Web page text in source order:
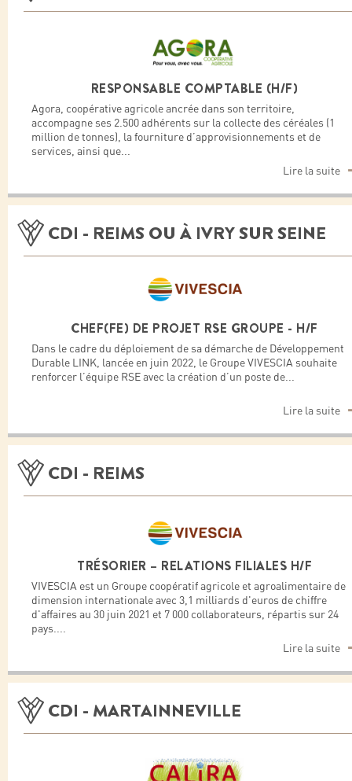
RESPONSABLE COMPTABLE (H/F)
Agora, coopérative agricole ancrée dans son territoire,
accompagne ses 2.500 adhérents sur la collecte des céréales (1
million de tonnes), la fourniture d’approvisionnements et de
services, ainsi que...
Lire la suite
CDI - REIMS OU À IVRY SUR SEINE
CHEF(FE) DE PROJET RSE GROUPE - H/F
Dans le cadre du déploiement de sa démarche de Développement
Durable LINK, lancée en juin 2022, le Groupe VIVESCIA souhaite
renforcer l’équipe RSE avec la création d’un poste de...
Lire la suite
CDI - REIMS
TRÉSORIER – RELATIONS FILIALES H/F
VIVESCIA est un Groupe coopératif agricole et agroalimentaire de
dimension internationale avec 3,1 milliards d'euros de chiffre
d'affaires au 30 juin 2021 et 7 000 collaborateurs, répartis sur 24
pays....
Lire la suite
CDI - MARTAINNEVILLE